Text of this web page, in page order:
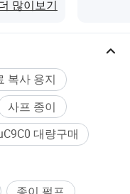
많이보기
복사 용지
사프 종이
대량구매